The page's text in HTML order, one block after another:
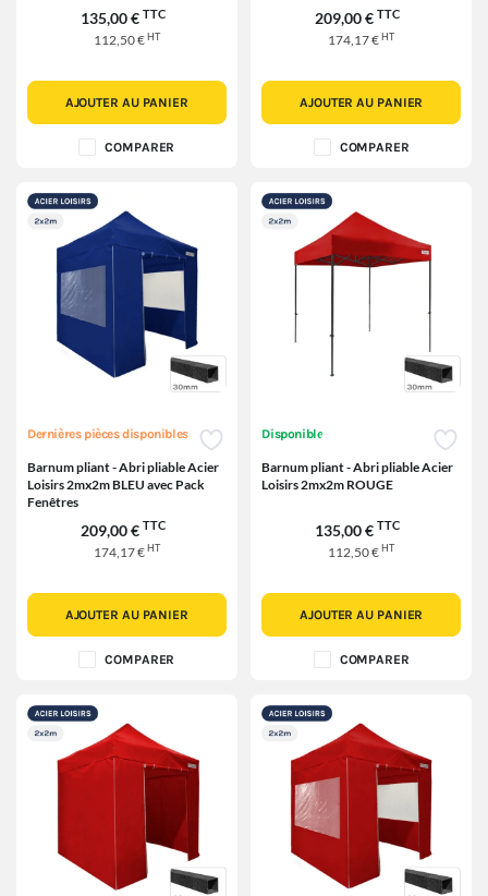
135,00 € TTC
112,50 €HT
AJOUTER AU PANIER
COMPARER
209,00 € TTC
174,17 €HT
AJOUTER AU PANIER
COMPARER
Dernières pièces disponibles
Barnum pliant - Abri pliable Acier
Loisirs 2mx2m BLEU avec Pack
Fenêtres
209,00 € TTC
174,17 €HT
AJOUTER AU PANIER
COMPARER
Disponible
Barnum pliant - Abri pliable Acier
Loisirs 2mx2m ROUGE
135,00 € TTC
112,50 €HT
AJOUTER AU PANIER
COMPARER